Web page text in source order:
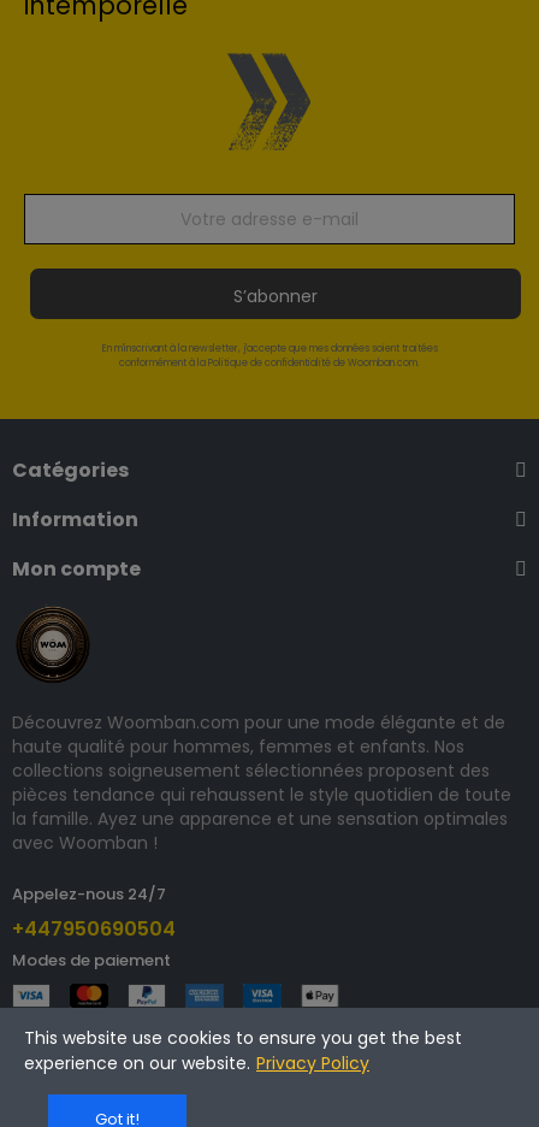
S’abonner
En m'inscrivant à la newsletter, j'accepte que mes données soient traitées
conformément à la Politique de confidentialité de Woomban.com.
Catégories
Information
Mon compte
Découvrez Woomban.com pour une mode élégante et de
haute qualité pour hommes, femmes et enfants. Nos
collections soigneusement sélectionnées proposent des
pièces tendance qui rehaussent le style quotidien de toute
la famille. Ayez une apparence et une sensation optimales
avec Woomban !
Appelez-nous 24/7
+447950690504
Modes de paiement
Copyright © 2025 woomban.com. Tous droits réservés.
This website use cookies to ensure you get the best
experience on our website. Privacy Policy
Got it!